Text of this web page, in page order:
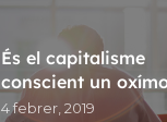
És el capitalisme
conscient un
4 febrer, 2019